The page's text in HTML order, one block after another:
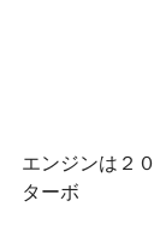
エンジンは２
ターボ